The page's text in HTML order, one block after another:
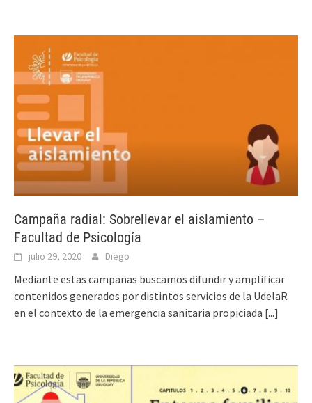
Campaña radial: Sobrellevar el aislamiento –
Facultad de Psicología
julio 29, 2020 Diego
Mediante estas campañas buscamos difundir y amplificar
contenidos generados por distintos servicios de la UdelaR
en el contexto de la emergencia sanitaria propiciada [...]